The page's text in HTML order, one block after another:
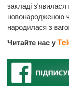
закладі
новонародженою
народилася з
Читайте нас у